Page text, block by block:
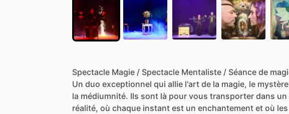
Spectacle Magie ​/​ Spectacle Mentaliste ​/​ Séance de
Un duo exceptionnel qui allie l'art de la magie, le mystère
la médiumnité. Ils sont là pour vous transporter dans un
réalité, où chaque instant est un enchantement et où les